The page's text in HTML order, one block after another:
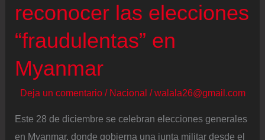
reconocer las elecciones
“fraudulentas” en
Myanmar
Deja un comentario / Nacional /walala26@gmail.com
Este 28 de diciembre se celebran elecciones generales
en Myanmar, donde gobierna una junta militar desde el